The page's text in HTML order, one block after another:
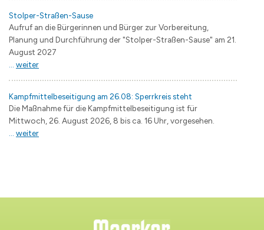
Stolper-Straßen-Sause
Aufruf an die Bürgerinnen und Bürger zur Vorbereitung,
Planung und Durchführung der "Stolper-Straßen-Sause" am 21.
August 2027
weiter
Kampfmittelbeseitigung am 26.08: Sperrkreis steht
Die Maßnahme für die Kampfmittelbeseitigung ist für
Mittwoch, 26. August 2026, 8 bis ca. 16 Uhr, vorgesehen.
weiter